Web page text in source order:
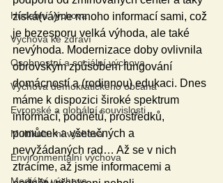
Hudební výchova
Výchova ke zdraví
Osobnostní a sociální výchova
Výchova demokratického občana
Evropské a globální souvislosti
Multikulturní výchova
Environmentální výchova
získá(vá)me mnoho informací sami, což
je bezesporu velká výhoda, ale také
nevýhoda. Modernizace doby ovlivnila
obrovským způsobem fungování
domácností a (rodinnou) edukaci. Dnes
máme k dispozici široké spektrum
informací, podnětů, prostředků,
pomůcek a všetečných a
nevyžádaných rad… Až se v nich
ztrácíme, až jsme informacemi a